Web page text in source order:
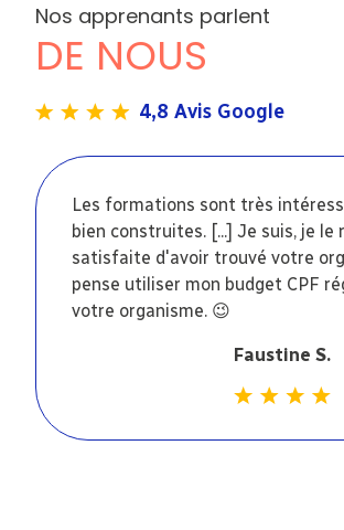
Nos apprenants parlent
DE NOUS
4,8 Avis Google
Les formations sont très
bien construites. [...] Je suis, je le
satisfaite d'avoir trouvé votre
pense utiliser mon budget CPF
votre organisme. 😉
Faustine S.